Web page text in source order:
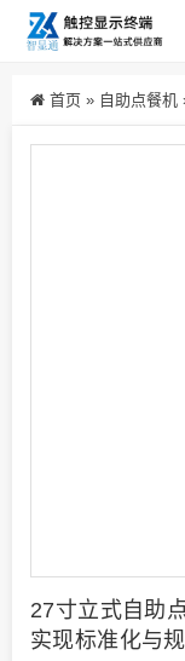
首页 » 自助点餐机
27寸立式自助
实现标准化与